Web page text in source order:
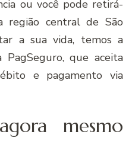
ou você pode retirá-
região central de São
a sua vida, temos a
que aceita
e pagamento via
mesmo